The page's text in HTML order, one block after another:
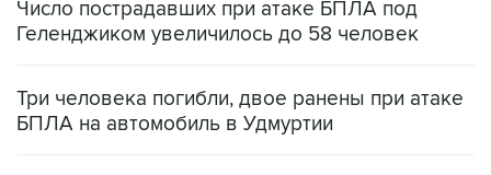
Число пострадавших при атаке БПЛА под
Геленджиком увеличилось до 58 человек
Три человека погибли, двое ранены при атаке
БПЛА на автомобиль в Удмуртии